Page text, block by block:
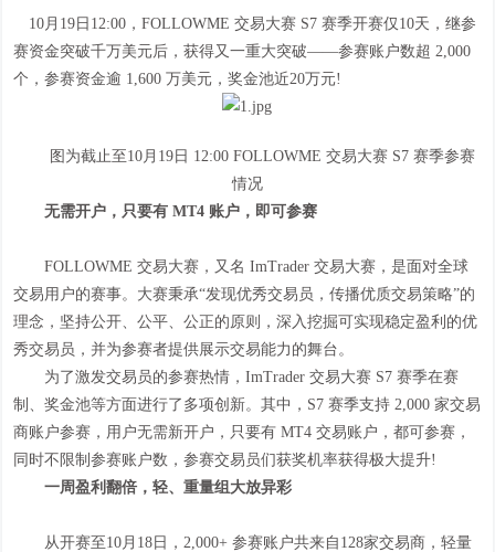
10月19日12:00，FOLLOWME 交易大赛 S7 赛季开赛仅10天，继参
赛资金突破千万美元后，获得又一重大突破——参赛账户数超 2,000
个，参赛资金逾 1,600 万美元，奖金池近20万元!
图为截止至10月19日 12:00 FOLLOWME 交易大赛 S7 赛季参赛
情况
无需开户，只要有 MT4 账户，即可参赛
FOLLOWME 交易大赛，又名 ImTrader 交易大赛，是面对全球
交易用户的赛事。大赛秉承“发现优秀交易员，传播优质交易策略”的
理念，坚持公开、公平、公正的原则，深入挖掘可实现稳定盈利的优
秀交易员，并为参赛者提供展示交易能力的舞台。
为了激发交易员的参赛热情，ImTrader 交易大赛 S7 赛季在赛
制、奖金池等方面进行了多项创新。其中，S7 赛季支持 2,000 家交易
商账户参赛，用户无需新开户，只要有 MT4 交易账户，都可参赛，
同时不限制参赛账户数，参赛交易员们获奖机率获得极大提升!
一周盈利翻倍，轻、重量组大放异彩
从开赛至10月18日，2,000+ 参赛账户共来自128家交易商，轻量